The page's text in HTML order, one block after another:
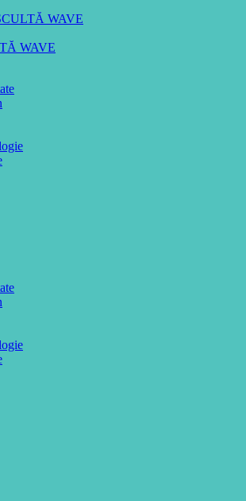
WAVE
WAVE